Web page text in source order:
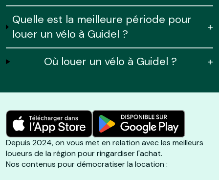
Quelle est la meilleure période pour
louer un vélo à Guidel ?
+
Où louer un vélo à Guidel ? +
Depuis 2024, on vous met en relation avec les meilleurs
loueurs de la région pour ringardiser l'achat.
Nos contenus pour démocratiser la location :